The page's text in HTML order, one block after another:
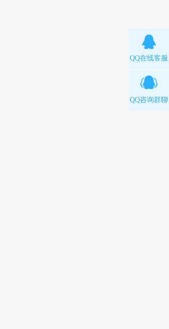
QQ在线客服
QQ咨询群聊